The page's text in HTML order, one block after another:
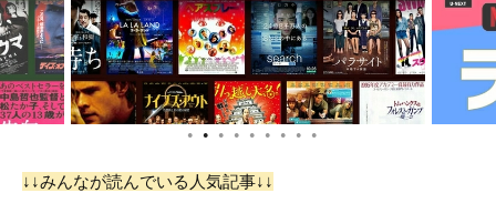
● ● ● ● ● ● ● ● ●
↓↓みんなが読んでいる人気記事↓↓